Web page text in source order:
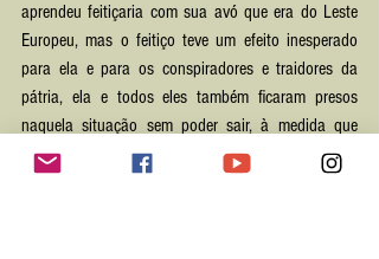
aprendeu feitiçaria com sua avó que era do Leste
Europeu, mas o feitiço teve um efeito inesperado
para ela e para os conspiradores e traidores da
pátria, ela e todos eles também ficaram presos
naquela situação sem poder sair, à medida que
eles foram morrendo foram sendo puxados para